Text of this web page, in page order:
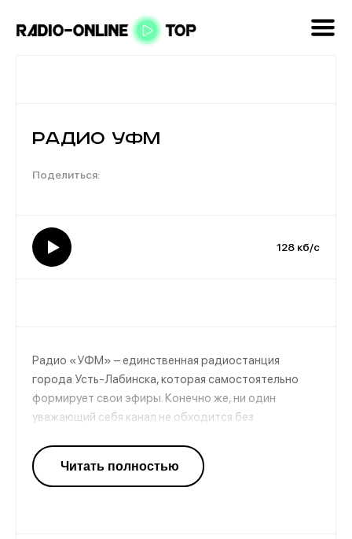
Радио УФМ
128 кб/с
Радио «УФМ» – единственная радиостанция
города Усть-Лабинска, которая самостоятельно
формирует свои эфиры. Конечно же, ни один
уважающий себя канал не обходится без
похвастаться богатой фонотекой, в которую входят
зарубежные и отечественные хиты прошлых времен